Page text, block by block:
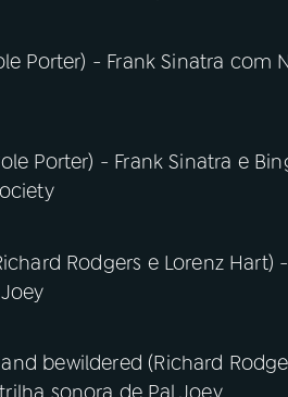
Porter) - Frank Sinatra com
Porter) - Frank Sinatra e
Rodgers e Lorenz Hart)
bewildered (Richard